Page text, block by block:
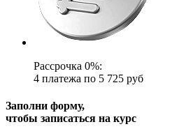
Рассрочка 0%:
4 платежа по 5 725 руб
Заполни форму,
чтобы записаться на курс